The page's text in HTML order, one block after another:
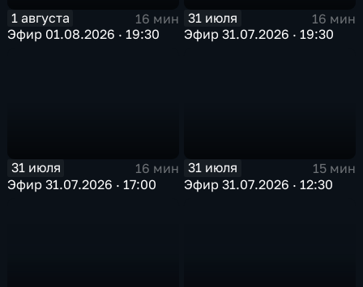
1 августа
16 мин
Эфир 01.08.2026 · 19:30
31 июля
16 мин
Эфир 31.07.2026 · 19:30
31 июля
16 мин
Эфир 31.07.2026 · 17:00
31 июля
15 мин
Эфир 31.07.2026 · 12:30